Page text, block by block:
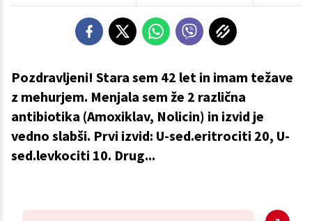
Pozdravljeni! Stara sem 42 let in imam težave
z mehurjem. Menjala sem že 2 različna
antibiotika (Amoxiklav, Nolicin) in izvid je
vedno slabši. Prvi izvid: U-sed.eritrociti 20, U-
sed.levkociti 10. Drug...